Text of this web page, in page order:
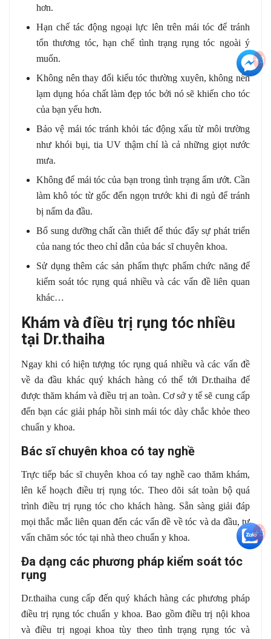
hơn.
Hạn chế tác động ngoại lực lên trên mái tóc để tránh
tổn thương tóc, hạn chế tình trạng rụng tóc ngoài ý
muốn.
Không nên thay đổi kiểu tóc thường xuyên, không nên
lạm dụng hóa chất làm đẹp tóc bởi nó sẽ khiến cho tóc
của bạn yếu hơn.
Bảo vệ mái tóc tránh khỏi tác động xấu từ môi trường
như khói bụi, tia UV thậm chí là cả những giọt nước
mưa.
Không để mái tóc của bạn trong tình trạng ẩm ướt. Cần
làm khô tóc từ gốc đến ngọn trước khi đi ngủ để tránh
bị nấm da đầu.
Bổ sung dưỡng chất cần thiết để thúc đẩy sự phát triển
của nang tóc theo chỉ dẫn của bác sĩ chuyên khoa.
Sử dụng thêm các sản phẩm thực phẩm chức năng để
kiểm soát tóc rụng quá nhiều và các vấn đề liên quan
khác…
Khám và điều trị rụng tóc nhiều
tại Dr.thaiha
Ngay khi có hiện tượng tóc rụng quá nhiều và các vấn đề
về da đầu khác quý khách hàng có thể tới Dr.thaiha để
được thăm khám và điều trị an toàn. Cơ sở y tế sẽ cung cấp
đến bạn các giải pháp hồi sinh mái tóc dày chắc khỏe theo
chuẩn y khoa.
Bác sĩ chuyên khoa có tay nghề
Trực tiếp bác sĩ chuyên khoa có tay nghề cao thăm khám,
lên kế hoạch điều trị rụng tóc. Theo dõi sát toàn bộ quá
trình điều trị rụng tóc cho khách hàng. Sẵn sàng giải đáp
mọi thắc mắc liên quan đến các vấn đề về tóc và da đầu, tư
vấn chăm sóc tóc tại nhà theo chuẩn y khoa.
Đa dạng các phương pháp kiểm soát tóc
rụng
Dr.thaiha cung cấp đến quý khách hàng các phương pháp
điều trị rụng tóc chuẩn y khoa. Bao gồm điều trị nội khoa
và điều trị ngoại khoa tùy theo tình trạng rụng tóc và
+3
+5